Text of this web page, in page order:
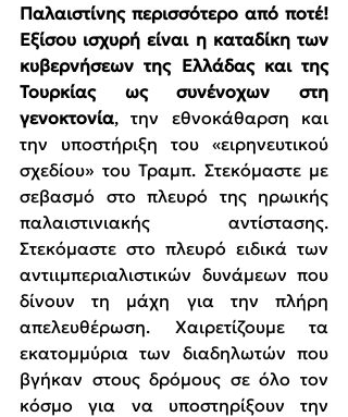
Παλαιστίνης περισσότερο από ποτέ!
Εξίσου ισχυρή είναι η καταδίκη των
κυβερνήσεων της Ελλάδας και της
Τουρκίας ως συνένοχων στη
γενοκτονία, την εθνοκάθαρση και
την υποστήριξη του «ειρηνευτικού
σχεδίου» του Τραμπ. Στεκόμαστε με
σεβασμό στο πλευρό της ηρωικής
παλαιστινιακής αντίστασης.
Στεκόμαστε στο πλευρό ειδικά των
αντιιμπεριαλιστικών δυνάμεων που
δίνουν τη μάχη για την πλήρη
απελευθέρωση. Χαιρετίζουμε τα
εκατομμύρια των διαδηλωτών που
βγήκαν στους δρόμους σε όλο τον
κόσμο για να υποστηρίξουν την